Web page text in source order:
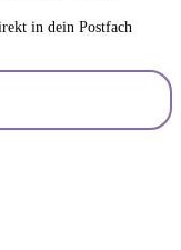
in dein Postfach